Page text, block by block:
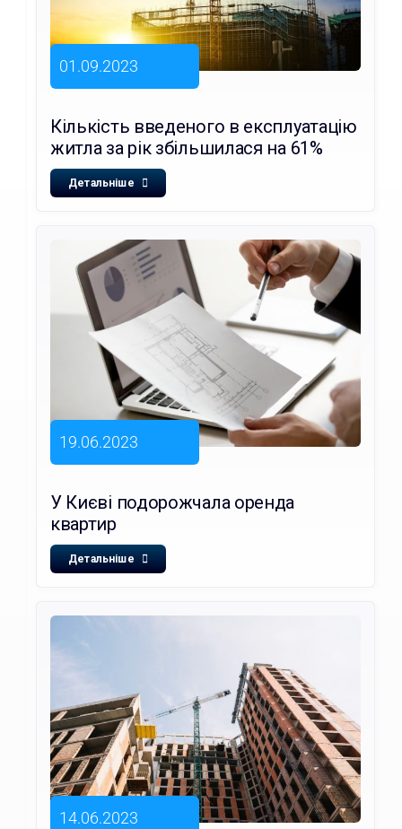
01.09.2023
Кількість введеного в експлуатацію
житла за рік збільшилася на 61%
Детальніше
19.06.2023
У Києві подорожчала оренда
квартир
Детальніше
14.06.2023